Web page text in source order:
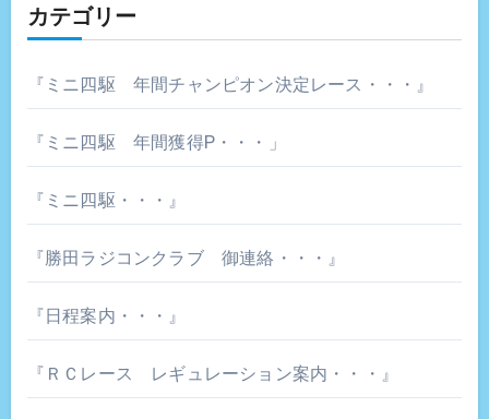
カテゴリー
『ミニ四駆 年間チャンピオン決定レース・・・』
『ミニ四駆 年間獲得P・・・」
『ミニ四駆・・・』
『勝田ラジコンクラブ 御連絡・・・』
『日程案内・・・』
『ＲＣレース レギュレーション案内・・・』